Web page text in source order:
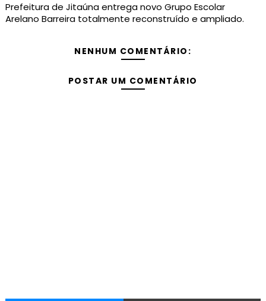
Prefeitura de Jitaúna entrega novo Grupo Escolar
Arelano Barreira totalmente reconstruído e ampliado.
NENHUM COMENTÁRIO:
POSTAR UM COMENTÁRIO